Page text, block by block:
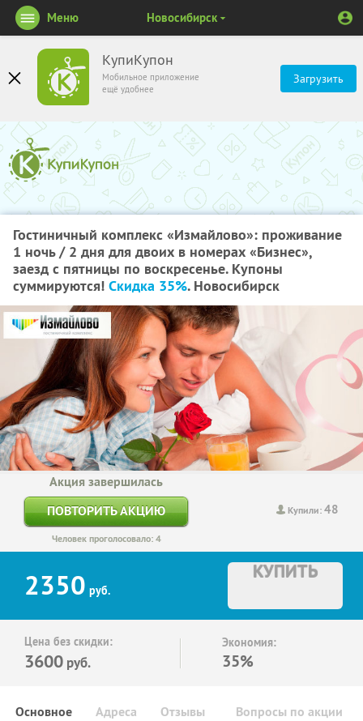
КупиКупон
Мобильное приложение
ещё удобнее
Загрузить
Меню Новосибирск
Гостиничный комплекс «Измайлово»: проживание
1 ночь / 2 дня для двоих в номерах «Бизнес»,
заезд с пятницы по воскресенье. Купоны
суммируются! Скидка 35%. Новосибирск
Купили:48
Акция завершилась
ПОВТОРИТЬ АКЦИЮ
Человек проголосовало: 4
2350 руб.
КУПИТЬ
Цена без скидки:
3600 руб.
Экономия:
35%
Основное Отзывы Вопросы по акции
Адреса